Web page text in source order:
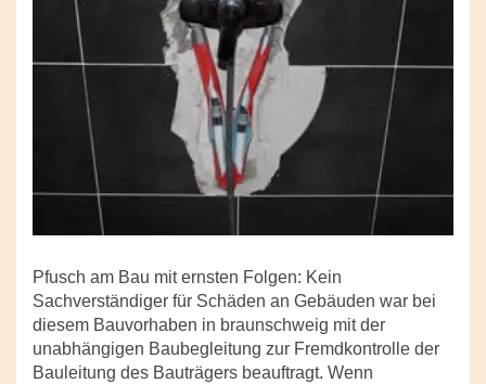
Pfusch am Bau mit ernsten Folgen: Kein
Sachverständiger für Schäden an Gebäuden war bei
diesem Bauvorhaben in braunschweig mit der
unabhängigen Baubegleitung zur Fremdkontrolle der
Bauleitung des Bauträgers beauftragt. Wenn